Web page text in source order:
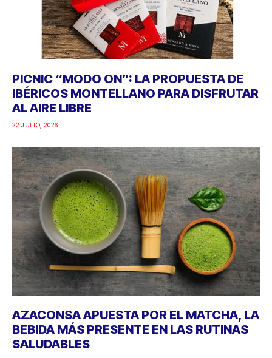
PICNIC “MODO ON”: LA PROPUESTA DE
IBÉRICOS MONTELLANO PARA DISFRUTAR
AL AIRE LIBRE
22 JULIO, 2026
AZACONSA APUESTA POR EL MATCHA, LA
BEBIDA MÁS PRESENTE EN LAS RUTINAS
SALUDABLES